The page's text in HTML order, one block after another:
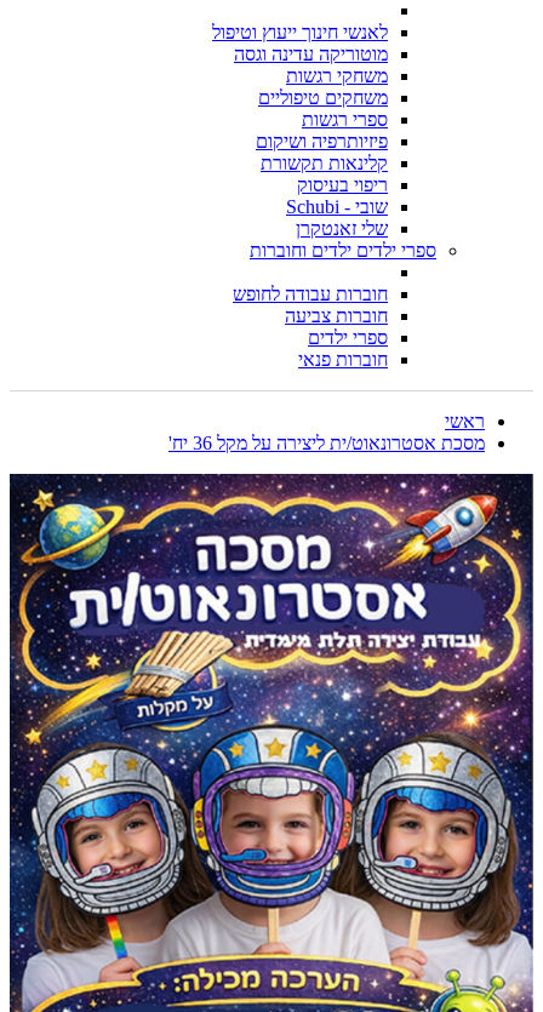
לאנשי חינוך ייעוץ וטיפול
מוטוריקה עדינה וגסה
משחקי רגשות
משחקים טיפוליים
ספרי רגשות
פיזיותרפיה ושיקום
קלינאות תקשורת
ריפוי בעיסוק
שובי - Schubi
שלי זאנטקרן
ספרי ילדים ילדים וחוברות
חוברות עבודה לחופש
חוברות צביעה
ספרי ילדים
חוברות פנאי
ראשי
מסכת אסטרונאוט/ית ליצירה על מקל 36 יח'